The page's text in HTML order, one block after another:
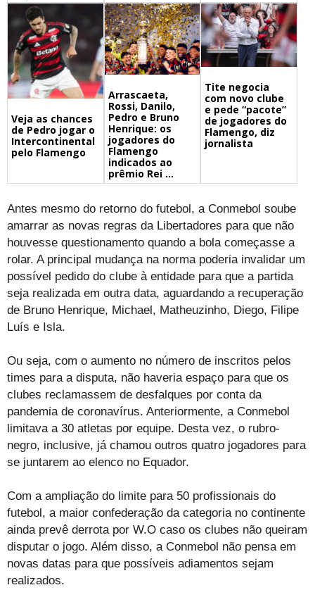
Veja as chances
de Pedro jogar o
Intercontinental
pelo Flamengo
Arrascaeta,
Rossi, Danilo,
Pedro e Bruno
Henrique: os
jogadores do
Flamengo
indicados ao
prêmio Rei ...
Tite negocia
com novo clube
e pede “pacote”
de jogadores do
Flamengo, diz
jornalista
Antes mesmo do retorno do futebol, a Conmebol soube
amarrar as novas regras da Libertadores para que não
houvesse questionamento quando a bola começasse a
rolar. A principal mudança na norma poderia invalidar um
possível pedido do clube à entidade para que a partida
seja realizada em outra data, aguardando a recuperação
de Bruno Henrique, Michael, Matheuzinho, Diego, Filipe
Luís e Isla.
Ou seja, com o aumento no número de inscritos pelos
times para a disputa, não haveria espaço para que os
clubes reclamassem de desfalques por conta da
pandemia de coronavírus. Anteriormente, a Conmebol
limitava a 30 atletas por equipe. Desta vez, o rubro-
negro, inclusive, já chamou outros quatro jogadores para
se juntarem ao elenco no Equador.
Com a ampliação do limite para 50 profissionais do
futebol, a maior confederação da categoria no continente
ainda prevê derrota por W.O caso os clubes não queiram
disputar o jogo. Além disso, a Conmebol não pensa em
novas datas para que possíveis adiamentos sejam
realizados.